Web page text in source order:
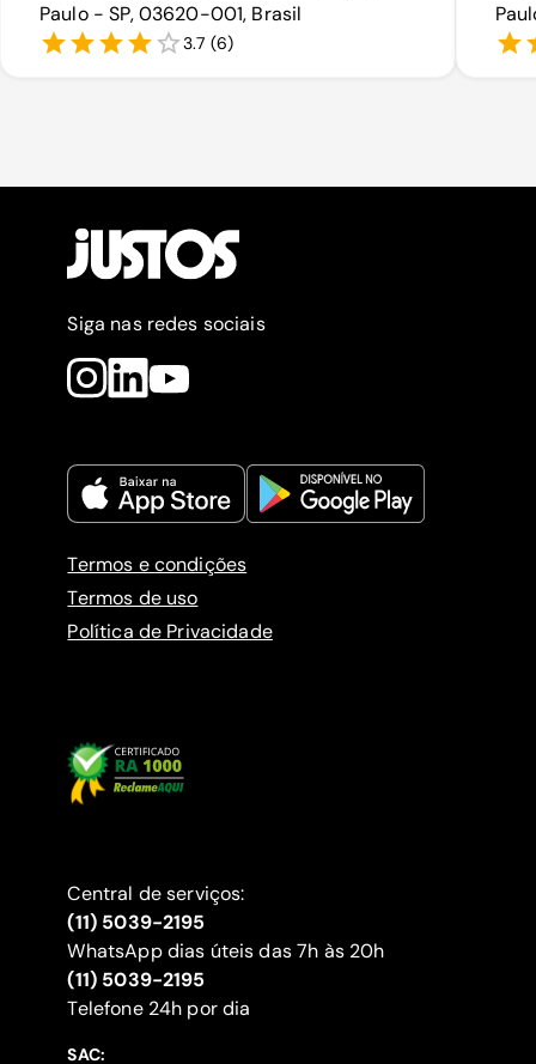
Paulo - SP, 03620-001, Brasil
3.7 (6)
Siga nas redes sociais
Termos e condições
Termos de uso
Política de Privacidade
Central de serviços:
(11) 5039-2195
WhatsApp dias úteis das 7h às 20h
(11) 5039-2195
‍Telefone 24h por dia
SAC: